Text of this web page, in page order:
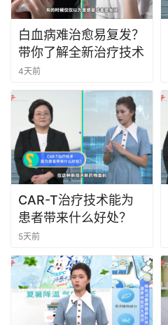
白血病难治愈易复发？
带你了解全新治疗技术
4天前
CAR-T治疗技术能为
患者带来什么好处？
5天前